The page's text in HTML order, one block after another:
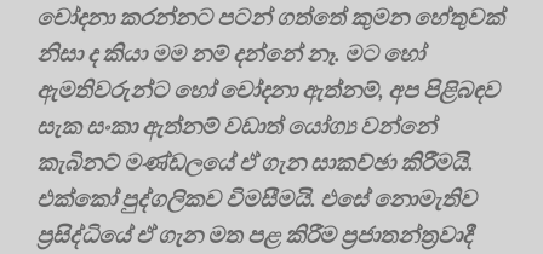
චෝදනා කරන්නට පටන් ගත්තේ කුමන හේතුවක්
නිසා ද කියා මම නම් දන්නේ නෑ. මට හෝ
ඇමතිවරුන්ට හෝ චෝදනා ඇත්නම්, අප පිළිබඳව
සැක සංකා ඇත්නම් වඩාත් යෝග්‍ය වන්නේ
කැබිනට් මණ්ඩලයේ ඒ ගැන සාකච්ඡා කිරීමයි.
එක්කෝ පුද්ගලිකව විමසීමයි. එසේ නොමැතිව
ප්‍රසිද්ධියේ ඒ ගැන මත පළ කිරීම ප්‍රජාතන්ත්‍රවාදී